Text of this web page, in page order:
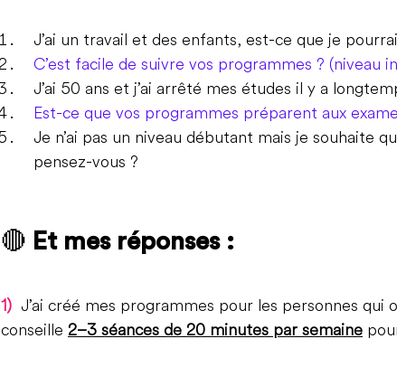
J’ai un travail et des enfants, est-ce que je
C’est facile de suivre vos programmes ? (niveau
J’ai 50 ans et j’ai arrêté mes études il y a
Est-ce que vos programmes préparent aux
Je n’ai pas un niveau débutant mais je souhaite
pensez-vous ?
🔴 Et mes réponses :
1) J’ai créé mes programmes pour les personnes
conseille 2–3 séances de 20 minutes par semaine